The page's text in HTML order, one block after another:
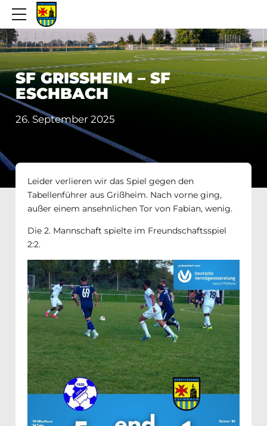
SF GRISSHEIM – SF E
SCHBACH
26. September 2025
Leider verlieren wir das Spiel gegen den
Tabellenführer aus Grißheim. Nach vorne ging,
außer einem ansehnlichen Tor von Fabian, wenig.
Die 2. Mannschaft spielte im Freundschaftsspiel
2:2.